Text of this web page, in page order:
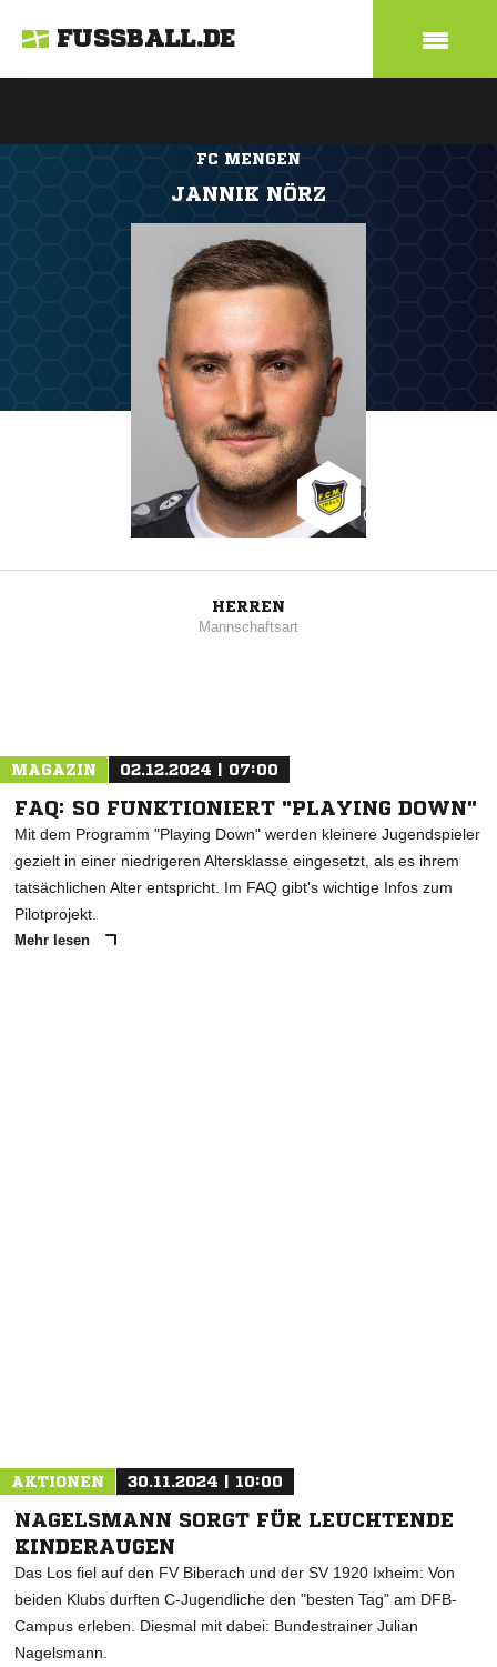
FUSSBALL.DE
FC MENGEN
JANNIK NÖRZ
HERREN
Mannschaftsart
MAGAZIN 02.12.2024 | 07:00
FAQ: SO FUNKTIONIERT "PLAYING DOWN"
Mit dem Programm "Playing Down" werden kleinere Jugendspieler
gezielt in einer niedrigeren Altersklasse eingesetzt, als es ihrem
tatsächlichen Alter entspricht. Im FAQ gibt's wichtige Infos zum
Pilotprojekt.
Mehr lesen
AKTIONEN 30.11.2024 | 10:00
NAGELSMANN SORGT FÜR LEUCHTENDE
KINDERAUGEN
Das Los fiel auf den FV Biberach und der SV 1920 Ixheim: Von
beiden Klubs durften C-Jugendliche den "besten Tag" am DFB-
Campus erleben. Diesmal mit dabei: Bundestrainer Julian
Nagelsmann.